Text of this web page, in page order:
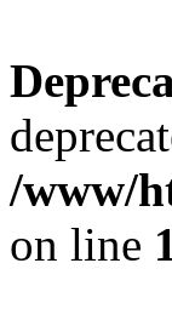
/www/
on line